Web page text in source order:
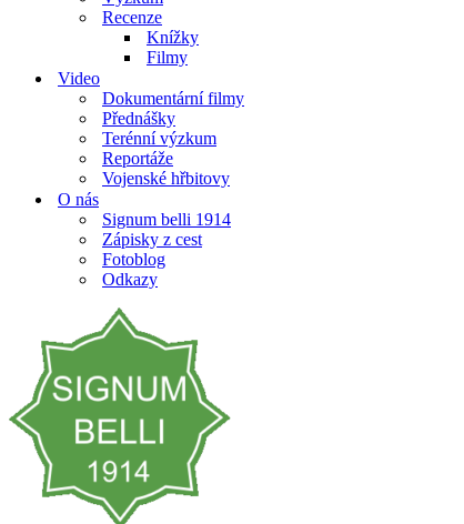
Recenze
Knížky
Filmy
Video
Dokumentární filmy
Přednášky
Terénní výzkum
Reportáže
Vojenské hřbitovy
O nás
Signum belli 1914
Zápisky z cest
Fotoblog
Odkazy